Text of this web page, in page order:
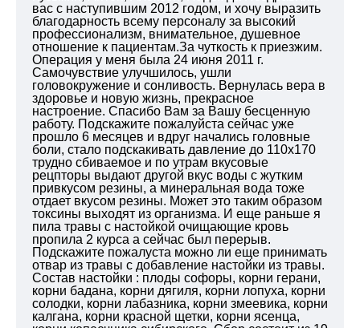
вас с наступившим 2012 годом, и хочу выразить
благодарность всему персоналу за высокий
профессионализм, внимательное, душевное
отношение к пациентам.За чуткость к приезжим.
Операция у меня была 24 июня 2011 г.
Самочувствие улучшилось, ушли
головокружение и сонливость. Вернулась вера в
здоровье и новую жизнь, прекрасное
настроение. Спасибо Вам за Вашу бесценную
работу. Подскажите пожалуйста сейчас уже
прошло 6 месяцев и вдруг начались головные
боли, стало подскакивать давление до 110х170
трудно сбиваемое и по утрам вкусовые
рецпторы выдают другой вкус воды с жутким
привкусом резины, а минеральная вода тоже
отдает вкусом резины. Может это таким образом
токсины выходят из организма. И еще раньше я
пила травы с настойкой очищающие кровь
пропила 2 курса а сейчас был перерыв.
Подскажите пожалуста можно ли еще принимать
отвар из травы с добавление настойки из травы.
Состав настойки : плоды софоры, корни герани,
корни бадана, корни дягиля, корни лопуха, корни
солодки, корни лабазника, корни змеевика, корни
калгана, корни красной щетки, корни ясенца,